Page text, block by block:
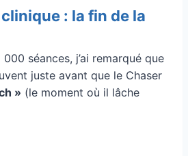
: la fin de la
séances, j’ai remarqué que
juste avant que le Chaser
» (le moment où il lâche